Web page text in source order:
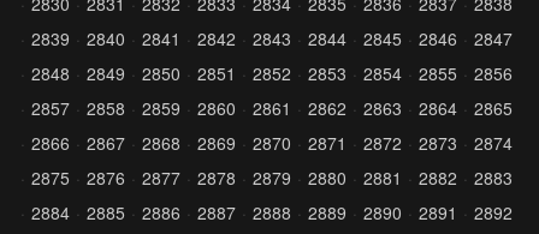
2839
2840 2841 2842 2843 2844 2845 2846
2847
2848
2849 2850 2851 2852 2853 2854 2855
2856
2857
2858 2859 2860 2861 2862 2863 2864
2865
2866
2867 2868 2869 2870 2871 2872 2873
2874
2875
2876 2877 2878 2879 2880 2881 2882
2883
2884
2885 2886 2887 2888 2889 2890 2891
2892